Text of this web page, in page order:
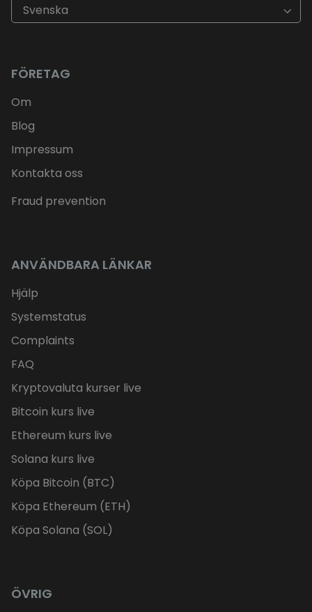
Svenska
FÖRETAG
Om
Blog
Impressum
Kontakta oss
Fraud prevention
ANVÄNDBARA LÄNKAR
Hjälp
Systemstatus
Complaints
FAQ
Kryptovaluta kurser live
Bitcoin kurs live
Ethereum kurs live
Solana kurs live
Köpa Bitcoin (BTC)
Köpa Ethereum (ETH)
Köpa Solana (SOL)
ÖVRIG